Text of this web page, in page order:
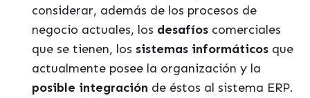
considerar, además de los procesos de
negocio actuales, los desafíos comerciales
que se tienen, los sistemas informáticos que
actualmente posee la organización y la
posible integración de éstos al sistema ERP.